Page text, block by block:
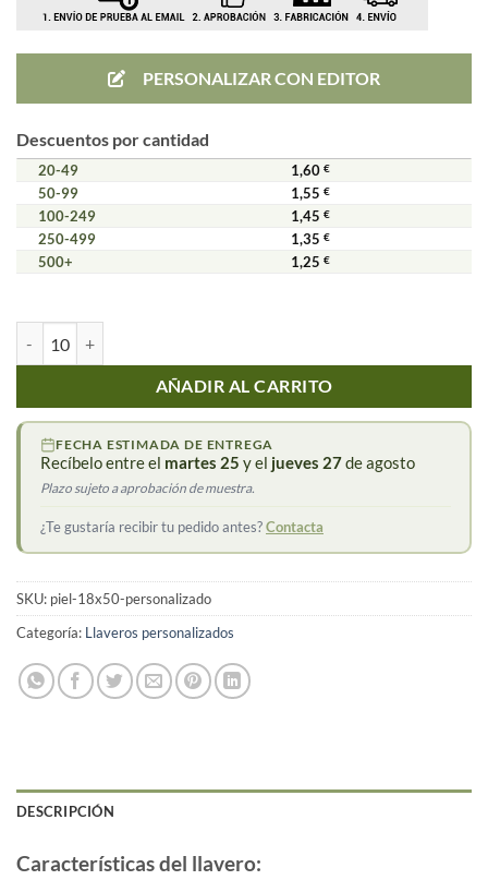
PERSONALIZAR CON EDITOR
Descuentos por cantidad
20-49 1,60 €
50-99 1,55 €
100-249 1,45 €
250-499 1,35 €
500+ 1,25 €
AÑADIR AL CARRITO
FECHA ESTIMADA DE ENTREGA
Recíbelo entre el martes 25 y el jueves 27de agosto
Plazo sujeto a aprobación de muestra.
¿Te gustaría recibir tu pedido antes?Contacta
SKU: piel-18x50-personalizado
Categoría: Llaveros personalizados
DESCRIPCIÓN
Características del llavero: